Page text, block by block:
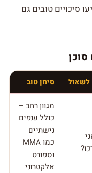
סיכויים טובים גם
סימן טוב
מגוון רחב –
כולל ענפים
נישתיים
כמו MMA
וספורט
אלקטרוני